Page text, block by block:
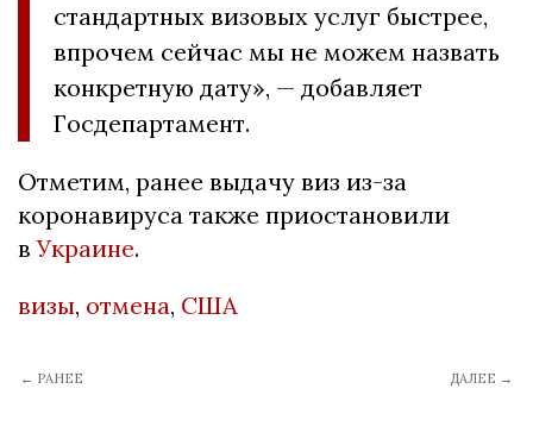
стандартных визовых услуг быстрее,
впрочем сейчас мы не можем назвать
конкретную дату», — добавляет
Госдепартамент.
Отметим, ранее выдачу виз из-за
коронавируса также приостановили
вУкраине.
визы, отмена, США
← РАНЕЕ ДАЛЕЕ →